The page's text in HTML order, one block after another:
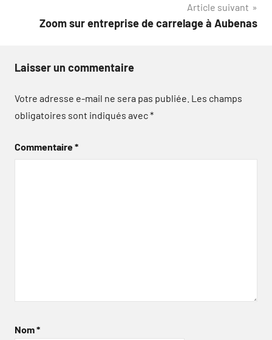
Article suivant
Zoom sur entreprise de carrelage à Aubenas
Laisser un commentaire
Votre adresse e-mail ne sera pas publiée. Les champs
obligatoires sont indiqués avec*
Commentaire*
Nom*